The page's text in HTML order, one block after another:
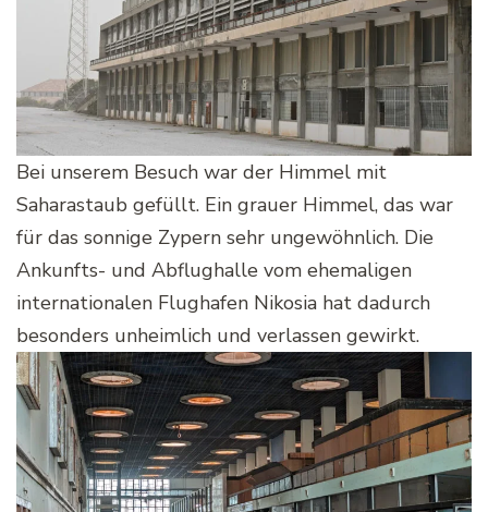
Bei unserem Besuch war der Himmel mit
Saharastaub gefüllt. Ein grauer Himmel, das war
für das sonnige Zypern sehr ungewöhnlich. Die
Ankunfts- und Abflughalle vom ehemaligen
internationalen Flughafen Nikosia hat dadurch
besonders unheimlich und verlassen gewirkt.